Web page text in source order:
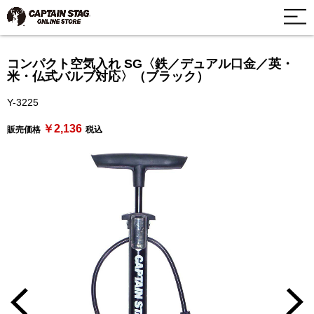
コンパクト空気入れ SG〈鉄／デュアル口金／英・
米・仏式バルブ対応〉（ブラック）
Y-3225
販売価格 ￥2,136 税込